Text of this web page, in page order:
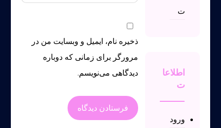
ذخیره نام، ایمیل و وبسایت من در
مرورگر برای زمانی که دوباره
دیدگاهی می‌نویسم.
ت
اطلاعا
ت
ورود